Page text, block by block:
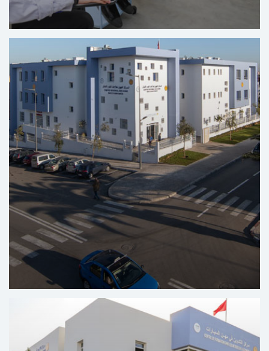
Centre Digital Solidaire Solicode - Tanger